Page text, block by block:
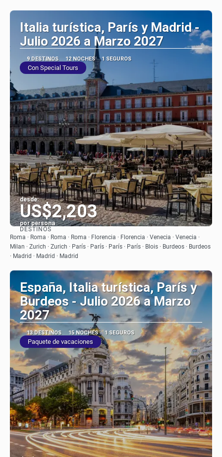
Italia turística, París y Madrid -
Julio 2026 a Marzo 2027
9 DESTINOS 12 NOCHES 1 SEGUROS
Con Special Tours
desde:
US$2,203
por persona
Ver
DESTINOS
Roma · Roma · Roma · Roma · Florencia · Florencia · Venecia · Venecia ·
Milan · Zurich · Zurich · París · París · París · París · Blois · Burdeos · Burdeos
· Madrid · Madrid · Madrid
España, Italia turística, París y
Burdeos - Julio 2026 a Marzo
2027
13 DESTINOS 15 NOCHES 1 SEGUROS
Paquete de vacaciones